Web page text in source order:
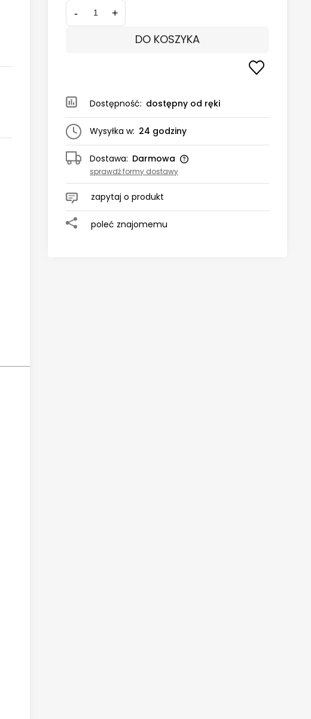
- +
DO KOSZYKA
Dostępność: dostępny od ręki
Wysyłka w: 24 godziny
Dostawa: Darmowa
sprawdź formy dostawy
zapytaj o produkt
poleć znajomemu